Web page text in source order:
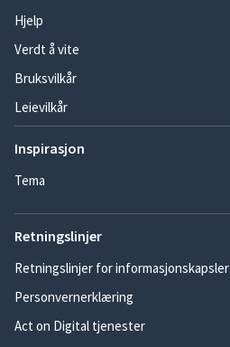
Hjelp
Verdt å vite
Bruksvilkår
Leievilkår
Inspirasjon
Tema
Retningslinjer
Retningslinjer for informasjonskapsler
Personvernerklæring
Act on Digital tjenester